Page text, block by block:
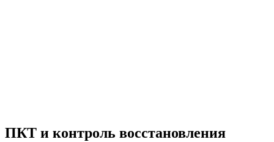
ПКТ и контроль восстановления